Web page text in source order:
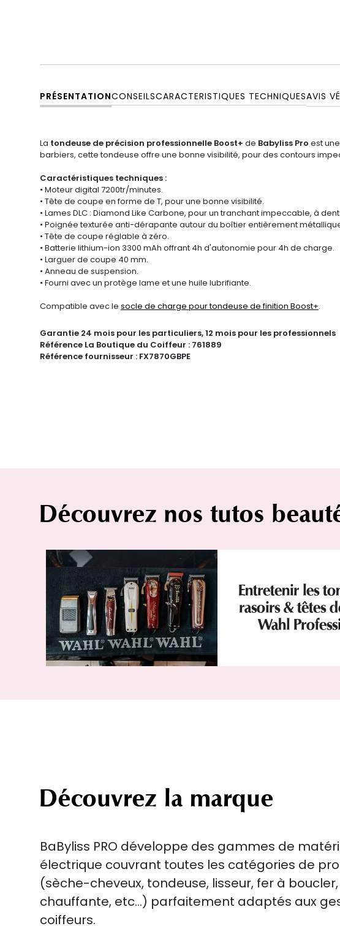
PRÉSENTATIONCONSEILSCARACTERISTIQUES TECHNIQUESAVIS
La tondeuse de précision professionnelle Boost+ de Babyliss Pro est une
barbiers, cette tondeuse offre une bonne visibilité, pour des contours
Caractéristiques techniques :
• Moteur digital 7200tr/minutes.
• Tête de coupe en forme de T, pour une bonne visibilité.
• Lames DLC : Diamond Like Carbone, pour un tranchant impeccable, à
• Poignée texturée anti-dérapante autour du boîtier entièrement
• Tête de coupe réglable à zéro.
• Batterie lithium-ion 3300 mAh offrant 4h d'autonomie pour 4h de charge.
• Larguer de coupe 40 mm.
• Anneau de suspension.
• Fourni avec un protège lame et une huile lubrifiante.
Compatible avec le socle de charge pour tondeuse de finition Boost+.
Garantie 24 mois pour les particuliers, 12 mois pour les professionnels
Référence La Boutique du Coiffeur : 761889
Référence fournisseur : FX7870GBPE
Découvrez nos tutos
Entretenir les
rasoirs & têtes
Wahl
Découvrez la marque
BaByliss PRO développe des gammes de
électrique couvrant toutes les catégories de
(sèche-cheveux, tondeuse, lisseur, fer à
chauffante, etc...) parfaitement adaptés aux
coiffeurs.